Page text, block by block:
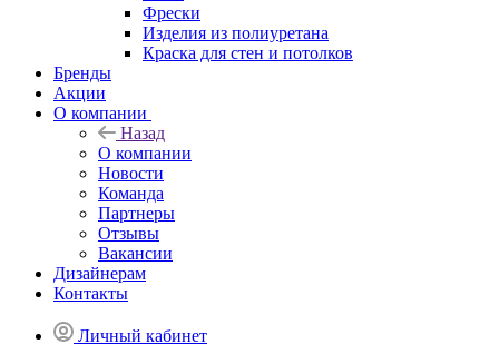
Фрески
Изделия из полиуретана
Краска для стен и потолков
Бренды
Акции
О компании
Назад
О компании
Новости
Команда
Партнеры
Отзывы
Вакансии
Дизайнерам
Контакты
Личный кабинет